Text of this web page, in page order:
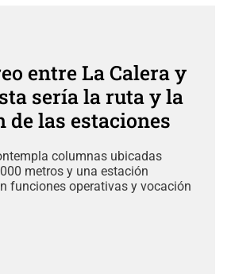
entre La Calera y
sería la ruta y la
de las estaciones
columnas ubicadas
metros y una estación
funciones operativas y vocación